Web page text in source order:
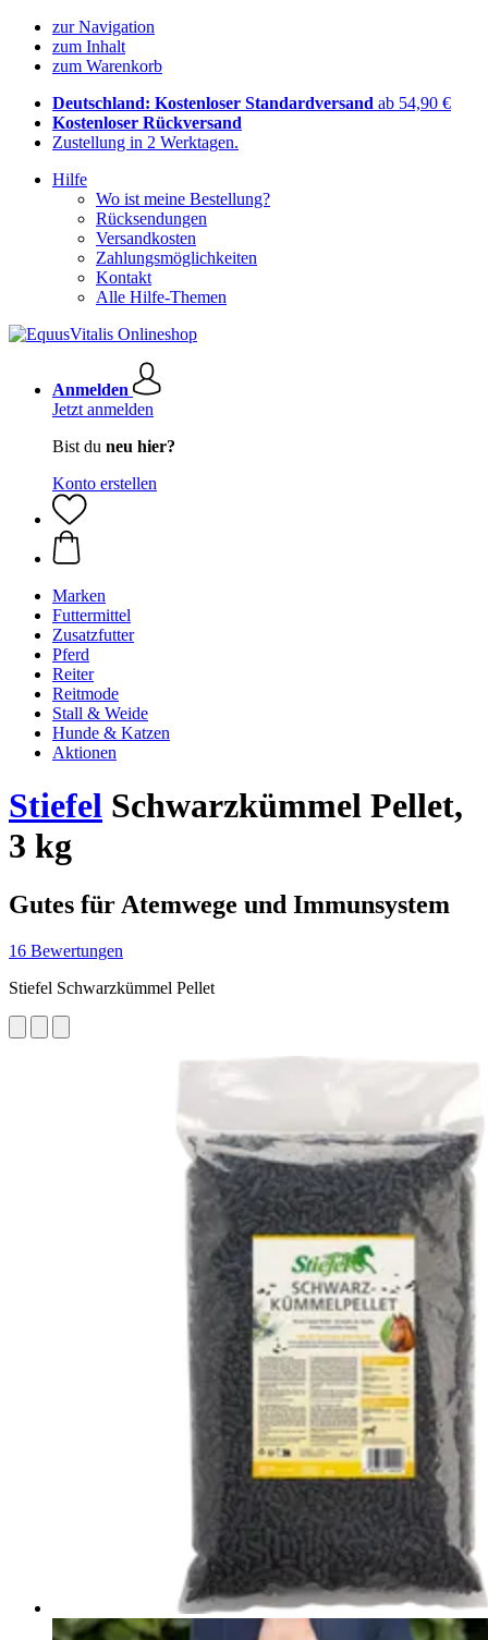
zur Navigation
zum Inhalt
zum Warenkorb
Deutschland: Kostenloser Standardversand ab 54,90 €
Kostenloser Rückversand
Zustellung in 2 Werktagen.
Hilfe
Wo ist meine Bestellung?
Rücksendungen
Versandkosten
Zahlungsmöglichkeiten
Kontakt
Alle Hilfe-Themen
Anmelden
Jetzt anmelden
Bist du neu hier?
Konto erstellen
Marken
Futtermittel
Zusatzfutter
Pferd
Reiter
Reitmode
Stall & Weide
Hunde & Katzen
Aktionen
Stiefel Schwarzkümmel Pellet,
3 kg
Gutes für Atemwege und Immunsystem
16 Bewertungen
Stiefel Schwarzkümmel Pellet